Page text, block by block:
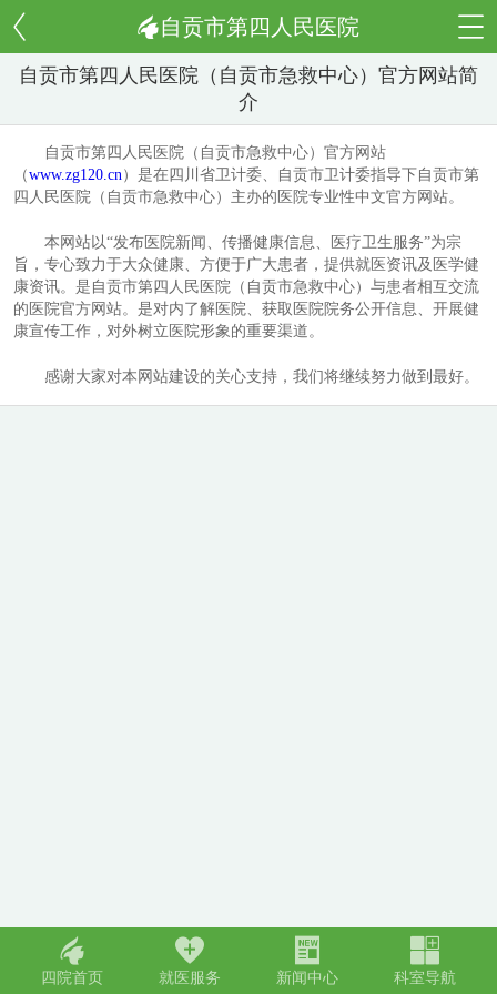
自贡市第四人民医院
自贡市第四人民医院（自贡市急救中心）官方网站简
介
自贡市第四人民医院（自贡市急救中心）官方网站
（www.zg120.cn）是在四川省卫计委、自贡市卫计委指导下自贡市第
四人民医院（自贡市急救中心）主办的医院专业性中文官方网站。
本网站以“发布医院新闻、传播健康信息、医疗卫生服务”为宗
旨，专心致力于大众健康、方便于广大患者，提供就医资讯及医学健
康资讯。是自贡市第四人民医院（自贡市急救中心）与患者相互交流
的医院官方网站。是对内了解医院、获取医院院务公开信息、开展健
康宣传工作，对外树立医院形象的重要渠道。
感谢大家对本网站建设的关心支持，我们将继续努力做到最好。
󢀁
四院首页
󢀂
就医服务
󢀃
新闻中心
󢀄
科室导航